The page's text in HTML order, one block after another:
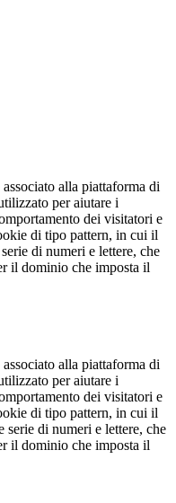
alla piattaforma di
per aiutare i
dei visitatori e
di tipo pattern, in cui il
di numeri e lettere, che
il dominio che imposta il
alla piattaforma di
per aiutare i
dei visitatori e
di tipo pattern, in cui il
serie di numeri e lettere, che
il dominio che imposta il